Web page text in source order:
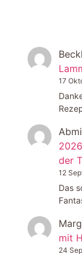
17
Abmi
der
12
Das
mit
24